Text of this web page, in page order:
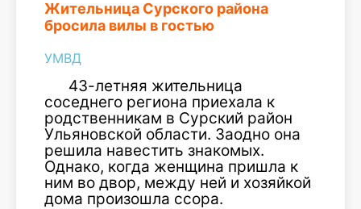
Жительница Сурского района
бросила вилы в гостью
УМВД
43-летняя жительница
соседнего региона приехала к
родственникам в Сурский район
Ульяновской области. Заодно она
решила навестить знакомых.
Однако, когда женщина пришла к
ним во двор, между ней и хозяйкой
дома произошла ссора.